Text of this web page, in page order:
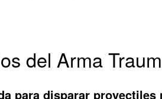
del Arma
para disparar